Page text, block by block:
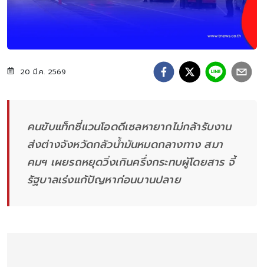
20 มี.ค. 2569
คนขับแท็กซี่แวนโอดดีเซลหายากไม่กล้ารับงาน
ส่งต่างจังหวัดกลัวน้ำมันหมดกลางทาง สมา
คมฯ เผยรถหยุดวิ่งเกินครึ่งกระทบผู้โดยสาร จี้
รัฐบาลเร่งแก้ปัญหาก่อนบานปลาย